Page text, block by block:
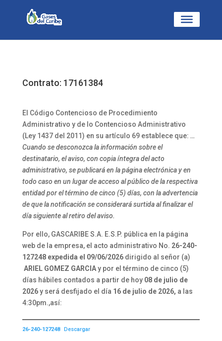
Contrato: 17161384
El Código Contencioso de Procedimiento
Administrativo y de lo Contencioso Administrativo
(Ley 1437 del 2011) en su artículo 69 establece que: …
Cuando se desconozca la información sobre el
destinatario, el aviso, con copia íntegra del acto
administrativo, se publicará en la página electrónica y en
todo caso en un lugar de acceso al público de la respectiva
entidad por el término de cinco (5) días, con la advertencia
de que la notificación se considerará surtida al finalizar el
día siguiente al retiro del aviso.
Por ello, GASCARIBE S.A. E.S.P. pública en la página
web de la empresa, el acto administrativo No. 26-240-
127248 expedida el 09/06/2026 dirigido al señor (a)
ARIEL GOMEZ GARCIAy por el término de cinco (5)
días hábiles contados a partir de hoy 08 de julio de
2026y será desfijado el día 16 de julio de 2026, a las
4:30pm.,así:
26-240-127248 Descargar